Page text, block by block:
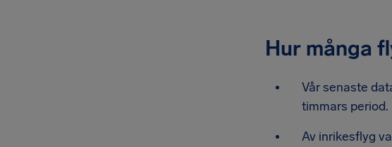
Hur många
Vår senaste
timmars period.
Av inrikesflyg